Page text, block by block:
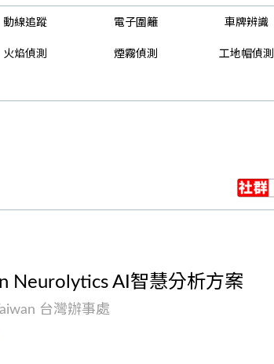
動線追蹤 電子圍籬 車牌辨識
火焰偵測 煙霧偵測 工地帽偵測
Neurolytics AI智慧分析方案
台灣辦事處